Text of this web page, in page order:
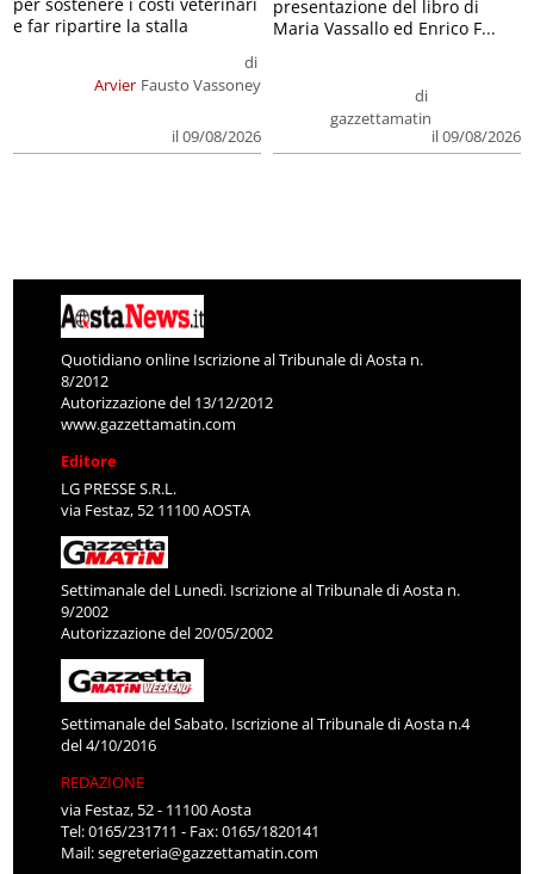
Arvier
di
Fausto Vassoney
il 09/08/2026
per sostenere i costi veterinari
e far ripartire la stalla
di
gazzettamatin
il 09/08/2026
presentazione del libro di
Maria Vassallo ed Enrico F...
Quotidiano online Iscrizione al Tribunale di Aosta n.
8/2012
Autorizzazione del 13/12/2012
www.gazzettamatin.com
Editore
LG PRESSE S.R.L.
via Festaz, 52 11100 AOSTA
Settimanale del Lunedì. Iscrizione al Tribunale di Aosta n.
9/2002
Autorizzazione del 20/05/2002
Settimanale del Sabato. Iscrizione al Tribunale di Aosta n.4
del 4/10/2016
REDAZIONE
via Festaz, 52 - 11100 Aosta
Tel: 0165/231711 - Fax: 0165/1820141
Mail:segreteria@gazzettamatin.com